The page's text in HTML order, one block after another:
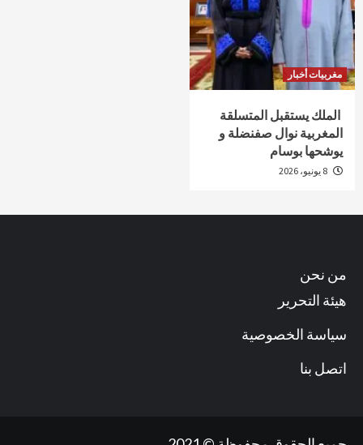
مغربيات أخبار
الملك يستقبل المتسلقة
المغربية نوال صفنضلة و
يوشحها بوسام
من نحن
هيئة التحرير
سياسة الخصوصية
اتصل بنا